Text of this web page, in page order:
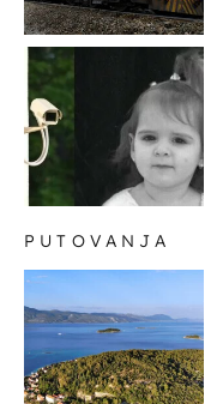
PUTOVANJA